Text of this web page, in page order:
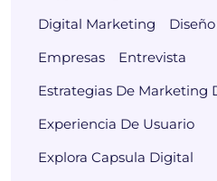
Digital Marketing
Diseño
Empresas
Entrevista
Estrategias De Marketing
Experiencia De Usuario
Explora Capsula Digital